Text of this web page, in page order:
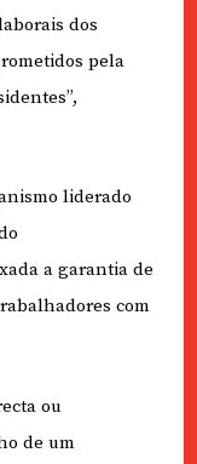
dos
pela
liderado
a garantia de
com
ou
de um